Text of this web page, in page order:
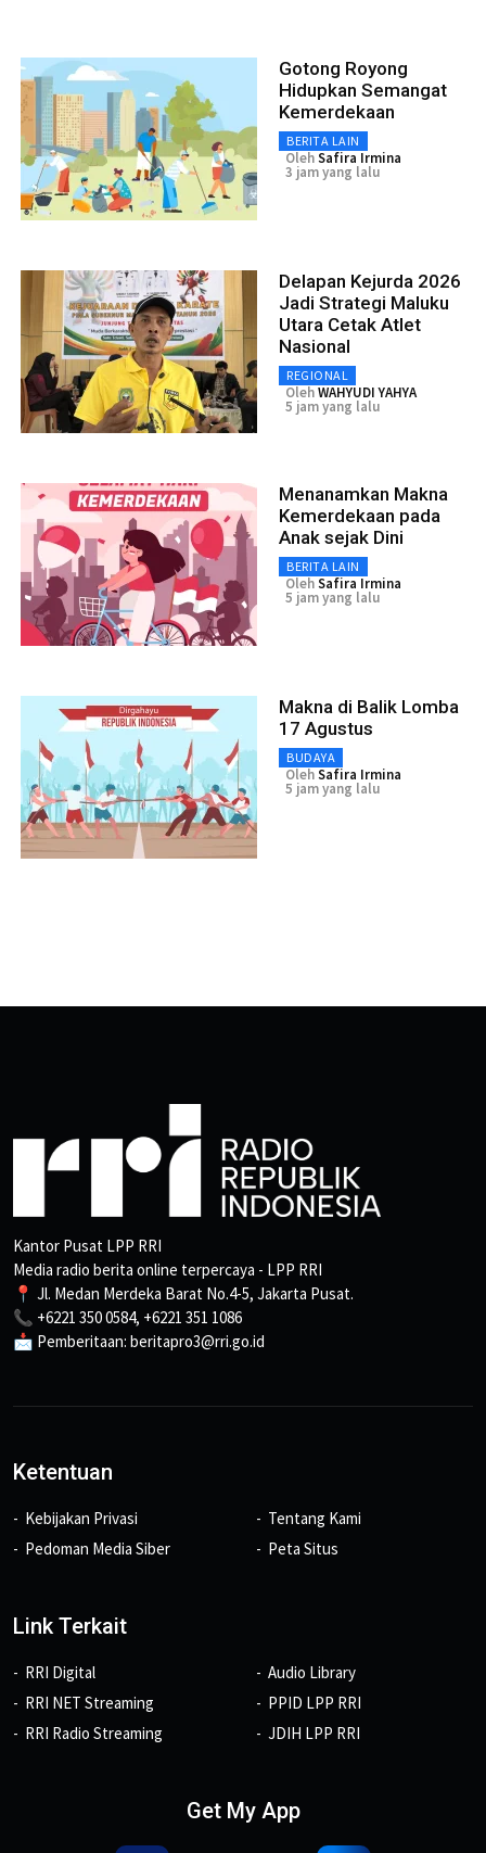
Gotong Royong
Hidupkan Semangat
Kemerdekaan
BERITA LAIN
OlehSafira Irmina
3 jam yang lalu
Delapan Kejurda 2026
Jadi Strategi Maluku
Utara Cetak Atlet
Nasional
REGIONAL
OlehWAHYUDI YAHYA
5 jam yang lalu
Menanamkan Makna
Kemerdekaan pada
Anak sejak Dini
BERITA LAIN
OlehSafira Irmina
5 jam yang lalu
Makna di Balik Lomba
17 Agustus
BUDAYA
OlehSafira Irmina
5 jam yang lalu
Kantor Pusat LPP RRI
Media radio berita online terpercaya - LPP RRI
📍 Jl. Medan Merdeka Barat No.4-5, Jakarta Pusat.
📞 +6221 350 0584, +6221 351 1086
📩 Pemberitaan: beritapro3@rri.go.id
Ketentuan
Kebijakan Privasi
Pedoman Media Siber
Tentang Kami
Peta Situs
Link Terkait
RRI Digital
RRI NET Streaming
RRI Radio Streaming
Audio Library
PPID LPP RRI
JDIH LPP RRI
Get My App